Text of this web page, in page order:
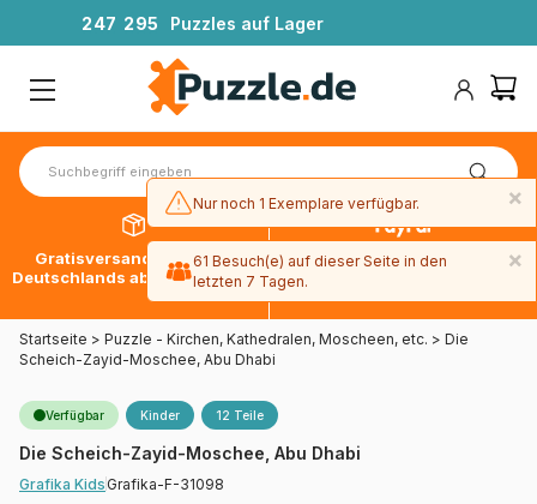
247 295 Puzzles auf Lager
Gratisversand innerhalb
Deutschlands ab 49 € mit DPD
30 Tage später bezahlen
Startseite > Puzzle - Kirchen, Kathedralen, Moscheen, etc. > Die
Scheich-Zayid-Moschee, Abu Dhabi
Verfügbar Kinder 12 Teile
Die Scheich-Zayid-Moschee, Abu Dhabi
Grafika Kids Grafika-F-31098
×
Nur noch 1 Exemplare verfügbar.
×
61 Besuch(e) auf dieser Seite in den
letzten 7 Tagen.